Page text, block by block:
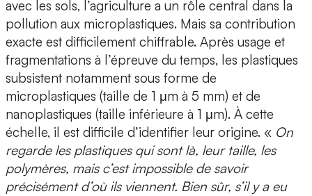
avec les sols, l’agriculture a un rôle central dans la
pollution aux microplastiques. Mais sa contribution
exacte est difficilement chiffrable. Après usage et
fragmentations à l’épreuve du temps, les plastiques
subsistent notamment sous forme de
microplastiques (taille de 1 μm à 5 mm) et de
nanoplastiques (taille inférieure à 1 μm). À cette
échelle, il est difficile d’identifier leur origine. « On
regarde les plastiques qui sont là, leur taille, les
polymères, mais c’est impossible de savoir
précisément d’où ils viennent. Bien sûr, s’il y a eu